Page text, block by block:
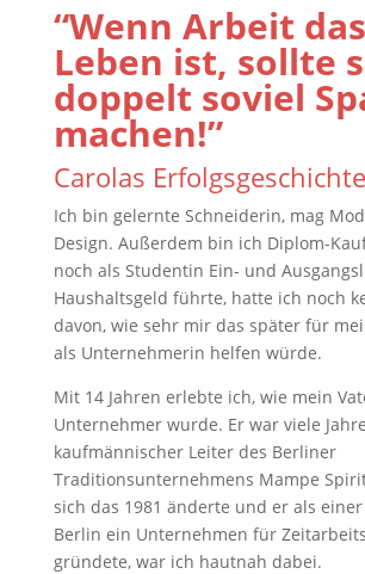
“Wenn Arbeit
Leben ist, sollte
doppelt soviel
machen!”
Carolas Erfolgsgeschichte
Ich bin gelernte Schneiderin, mag
Design. Außerdem bin ich Diplom-
noch als Studentin Ein- und
Haushaltsgeld führte, hatte ich noch
davon, wie sehr mir das später für
als Unternehmerin helfen würde.
Mit 14 Jahren erlebte ich, wie mein
Unternehmer wurde. Er war viele Jahre
kaufmännischer Leiter des Berliner
Traditionsunternehmens Mampe
sich das 1981 änderte und er als
Berlin ein Unternehmen für
gründete, war ich hautnah dabei.